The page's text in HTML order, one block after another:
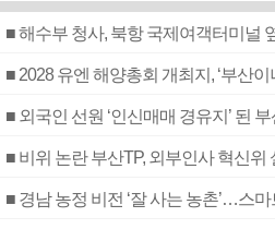
■ 해수부 청사, 북항 국제여객터미널
■ 2028 유엔 해양총회 개최지, ‘부산이
■ 외국인 선원 ‘인신매매 경유지’ 된
■ 비위 논란 부산TP, 외부인사 혁신위
■ 경남 농정 비전 ‘잘 사는 농촌’…스